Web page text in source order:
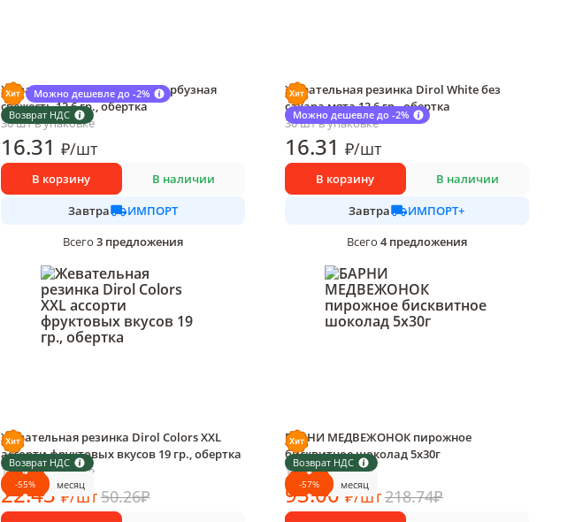
Можно дешевле до -2%
Возврат НДС
Жевательная резинка Dirol арбузная
свежесть 13,6 гр., обертка
30 шт в упаковке
16.31 ₽/шт
В корзину В наличии
Завтра
ИМПОРТ
Всего 3 предложения
Можно дешевле до -2%
Жевательная резинка Dirol White без
сахара мята 13,6 гр., обертка
30 шт в упаковке
16.31 ₽/шт
В корзину В наличии
Завтра
ИМПОРТ+
Всего 4 предложения
Возврат НДС
-55% месяц
Жевательная резинка Dirol Colors XXL
ассорти фруктовых вкусов 19 гр., обертка
18 шт в упаковке
22.43 ₽/шт50.26₽
Возврат НДС
-57% месяц
БАРНИ МЕДВЕЖОНОК пирожное
бисквитное шоколад 5х30г
1 шт в упаковке
93.00 ₽/шт218.74₽